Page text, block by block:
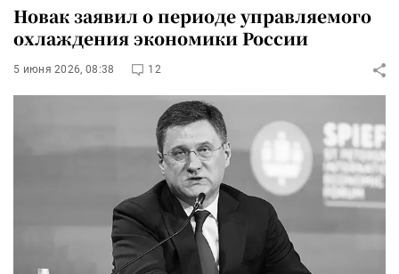
Новак заявил о периоде управляемого
охлаждения экономики России
5 июня 2026, 08:38 12